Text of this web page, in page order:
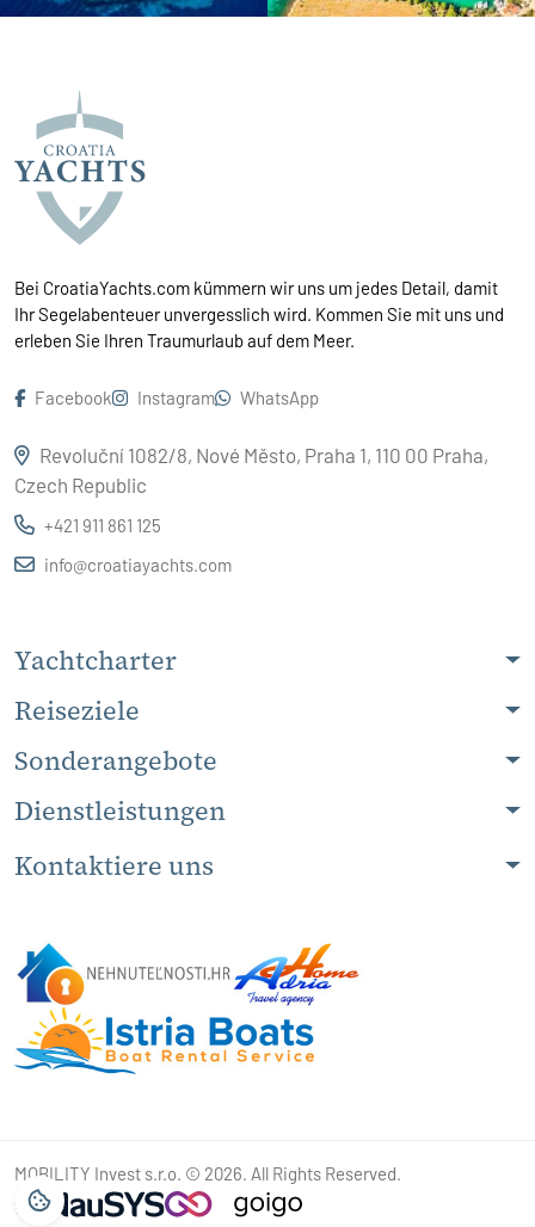
Bei CroatiaYachts.com kümmern wir uns um jedes Detail, damit
Ihr Segelabenteuer unvergesslich wird. Kommen Sie mit uns und
erleben Sie Ihren Traumurlaub auf dem Meer.
Facebook Instagram WhatsApp
Revoluční 1082/8, Nové Město, Praha 1, 110 00 Praha,
Czech Republic
+421 911 861 125
info@croatiayachts.com
Yachtcharter
Reiseziele
Sonderangebote
Dienstleistungen
Kontaktiere uns
MOBILITY Invest s.r.o. © 2026. All Rights Reserved.